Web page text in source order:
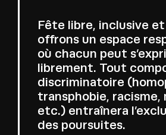
Fête libre, inclusive
offrons un espace
où chacun peut
librement. Tout
discriminatoire
transphobie, racisme,
etc.) entraînera
des poursuites.